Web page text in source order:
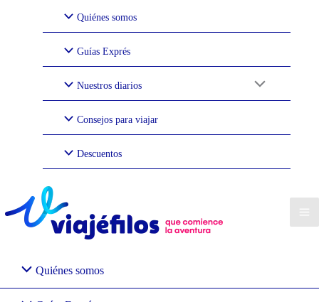
Quiénes somos
Guías Exprés
Nuestros diarios
Consejos para viajar
Descuentos
Quiénes somos